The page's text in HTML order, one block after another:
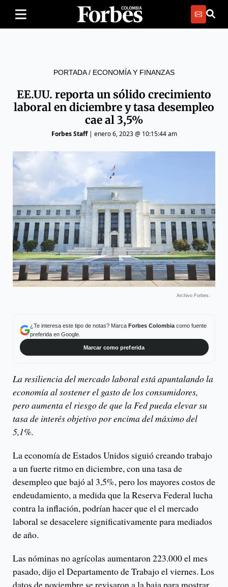
PORTADA/ ECONOMÍA Y FINANZAS
EE.UU. reporta un sólido crecimiento
laboral en diciembre y tasa desempleo
cae al 3,5%
Forbes Staff| enero 6, 2023 @ 10:15:44 am
Archivo Forbes.
¿Te interesa este tipo de notas? Marca Forbes Colombiacomo fuente
preferida en Google.
Marcar como preferida
La resiliencia del mercado laboral está apuntalando la
economía al sostener el gasto de los consumidores,
pero aumenta el riesgo de que la Fed pueda elevar su
tasa de interés objetivo por encima del máximo del
5,1%.
La economía de Estados Unidos siguió creando trabajo
a un fuerte ritmo en diciembre, con una tasa de
desempleo que bajó al 3,5%, pero los mayores costos de
endeudamiento, a medida que la Reserva Federal lucha
contra la inflación, podrían hacer que el el mercado
laboral se desacelere significativamente para mediados
de año.
Las nóminas no agrícolas aumentaron 223.000 el mes
pasado, dijo el Departamento de Trabajo el viernes. Los
datos de noviembre se revisaron a la baja para mostrar